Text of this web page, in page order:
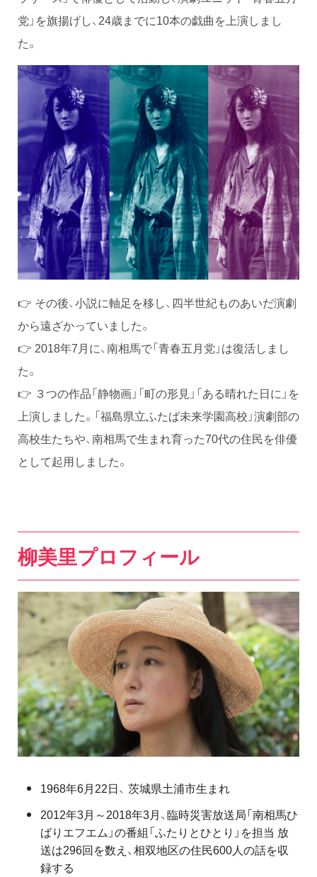
党」を旗揚げし、24歳までに10本の戯曲を上演しまし
た。
👉 その後、小説に軸足を移し、四半世紀ものあいだ演劇
から遠ざかっていました。
👉 2018年7月に、南相馬で「青春五月党」は復活しまし
た。
👉 ３つの作品「静物画」「町の形見」「ある晴れた日に」を
上演しました。「福島県立ふたば未来学園高校」演劇部の
高校生たちや、南相馬で生まれ育った70代の住民を俳優
として起用しました。
柳美里プロフィール
1968年6月22日、 茨城県土浦市生まれ
2012年3月～2018年3月、臨時災害放送局「南相馬ひ
ばりエフエム」の番組「ふたりとひとり」を担当 放
送は296回を数え、相双地区の住民600人の話を収
録する